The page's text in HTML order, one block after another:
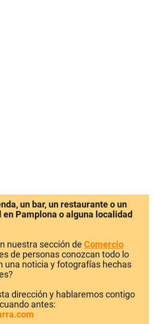
un bar, un restaurante o un
Pamplona o alguna localidad
nuestra sección de Comercio
de personas conozcan todo lo
una noticia y fotografías hechas
dirección y hablaremos contigo
antes: